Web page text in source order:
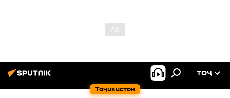
Тоҷикистон
ТОҶ